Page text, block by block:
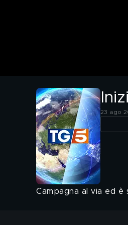
23 ago
Campagna al via ed